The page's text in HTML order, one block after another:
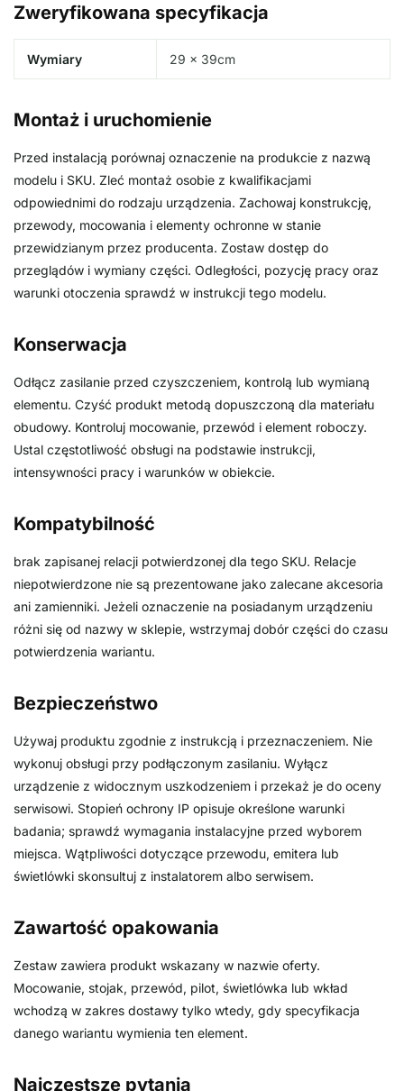
Zweryfikowana specyfikacja
Wymiary 29 × 39cm
Montaż i uruchomienie
Przed instalacją porównaj oznaczenie na produkcie z nazwą
modelu i SKU. Zleć montaż osobie z kwalifikacjami
odpowiednimi do rodzaju urządzenia. Zachowaj konstrukcję,
przewody, mocowania i elementy ochronne w stanie
przewidzianym przez producenta. Zostaw dostęp do
przeglądów i wymiany części. Odległości, pozycję pracy oraz
warunki otoczenia sprawdź w instrukcji tego modelu.
Konserwacja
Odłącz zasilanie przed czyszczeniem, kontrolą lub wymianą
elementu. Czyść produkt metodą dopuszczoną dla materiału
obudowy. Kontroluj mocowanie, przewód i element roboczy.
Ustal częstotliwość obsługi na podstawie instrukcji,
intensywności pracy i warunków w obiekcie.
Kompatybilność
brak zapisanej relacji potwierdzonej dla tego SKU. Relacje
niepotwierdzone nie są prezentowane jako zalecane akcesoria
ani zamienniki. Jeżeli oznaczenie na posiadanym urządzeniu
różni się od nazwy w sklepie, wstrzymaj dobór części do czasu
potwierdzenia wariantu.
Bezpieczeństwo
Używaj produktu zgodnie z instrukcją i przeznaczeniem. Nie
wykonuj obsługi przy podłączonym zasilaniu. Wyłącz
urządzenie z widocznym uszkodzeniem i przekaż je do oceny
serwisowi. Stopień ochrony IP opisuje określone warunki
badania; sprawdź wymagania instalacyjne przed wyborem
miejsca. Wątpliwości dotyczące przewodu, emitera lub
świetlówki skonsultuj z instalatorem albo serwisem.
Zawartość opakowania
Zestaw zawiera produkt wskazany w nazwie oferty.
Mocowanie, stojak, przewód, pilot, świetlówka lub wkład
wchodzą w zakres dostawy tylko wtedy, gdy specyfikacja
danego wariantu wymienia ten element.
Najczęstsze pytania